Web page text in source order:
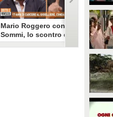
Mario Roggero contro Luca
Sommi, lo scontro del 2023
torna virale: "Lo
Torna virale lo scontro tra Mario
Roggero e Luca Sommi a Dritto e
Rovescio nel dicembre 2023. Alla
gioielliere, ora condannato in via